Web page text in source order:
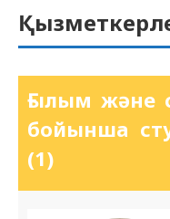
Ғылым және
бойынша
(1)